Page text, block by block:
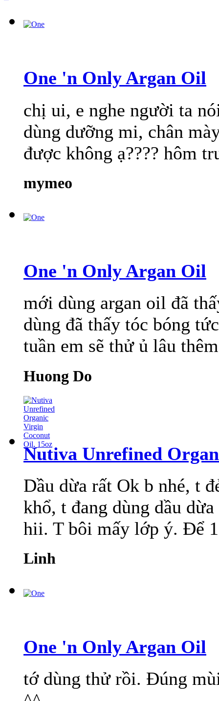
One 'n Only Argan Oil
chị ui, e nghe người ta
dùng dưỡng mi, chân
được không ạ???? hôm
mymeo
One 'n Only Argan Oil
mới dùng argan oil đã
dùng đã thấy tóc bóng
tuần em sẽ thử ủ lâu
Huong Do
Nutiva Unrefined
Dầu dừa rất Ok b nhé, t
khổ, t đang dùng dầu
hii. T bôi mấy lớp ý. Để
Linh
One 'n Only Argan Oil
tớ dùng thử rồi. Đúng